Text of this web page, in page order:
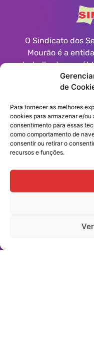
de
Para fornecer as melhores
cookies para armazenar e/
consentimento para essas
como comportamento de
consentir ou retirar o
recursos e funções.
O Sindicato dos
Mourão é a
trabalhadores
Municipal,
de
Rua